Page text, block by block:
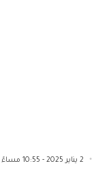
2 يناير 2025 - 10:55 مساءً